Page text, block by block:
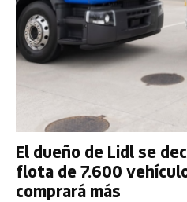
El dueño de Lidl se
flota de 7.600
comprará más